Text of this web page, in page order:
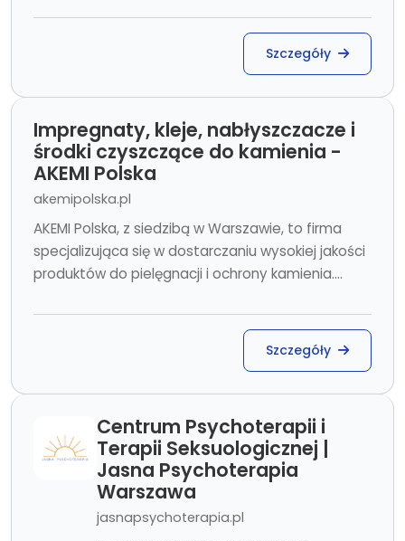
Szczegóły
Impregnaty, kleje, nabłyszczacze i
środki czyszczące do kamienia -
AKEMI Polska
akemipolska.pl
AKEMI Polska, z siedzibą w Warszawie, to firma
specjalizująca się w dostarczaniu wysokiej jakości
produktów do pielęgnacji i ochrony kamienia....
Szczegóły
Centrum Psychoterapii i
Terapii Seksuologicznej |
Jasna Psychoterapia
Warszawa
jasnapsychoterapia.pl